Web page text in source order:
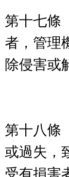
第十七
者，管理
除侵害或
第十八
或過失，
受有損害